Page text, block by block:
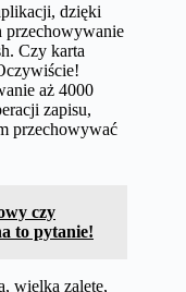
dzięki
przechowywanie
Czy karta
aż 4000
zapisu,
przechowywać
czy
to pytanie!
wielką zaletę,